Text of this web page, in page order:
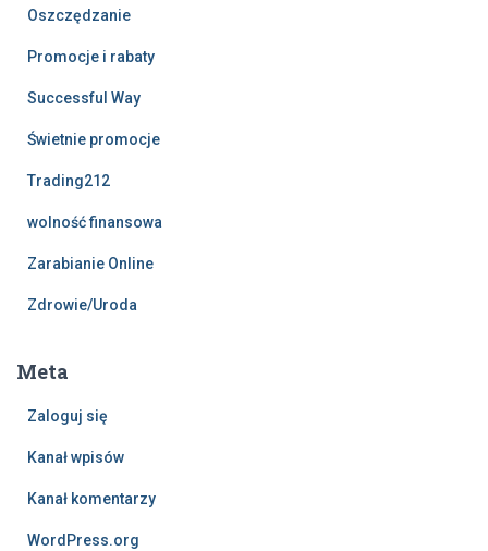
Oszczędzanie
Promocje i rabaty
Successful Way
Świetnie promocje
Trading212
wolność finansowa
Zarabianie Online
Zdrowie/Uroda
Meta
Zaloguj się
Kanał wpisów
Kanał komentarzy
WordPress.org